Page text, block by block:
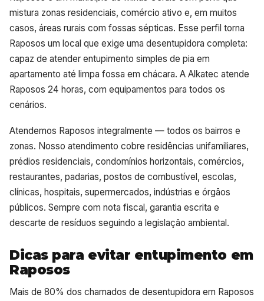
mistura zonas residenciais, comércio ativo e, em muitos
casos, áreas rurais com fossas sépticas. Esse perfil torna
Raposos um local que exige uma desentupidora completa:
capaz de atender entupimento simples de pia em
apartamento até limpa fossa em chácara. A Alkatec atende
Raposos 24 horas, com equipamentos para todos os
cenários.
Atendemos Raposos integralmente — todos os bairros e
zonas. Nosso atendimento cobre residências unifamiliares,
prédios residenciais, condomínios horizontais, comércios,
restaurantes, padarias, postos de combustível, escolas,
clínicas, hospitais, supermercados, indústrias e órgãos
públicos. Sempre com nota fiscal, garantia escrita e
descarte de resíduos seguindo a legislação ambiental.
Dicas para evitar entupimento em
Raposos
Mais de 80% dos chamados de desentupidora em Raposos